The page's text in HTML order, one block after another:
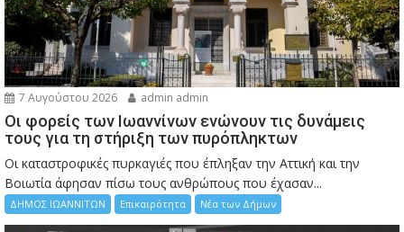
7 Αυγούστου 2026 admin admin
Οι φορείς των Ιωαννίνων ενώνουν τις δυνάμεις
τους για τη στήριξη των πυρόπληκτων
Οι καταστροφικές πυρκαγιές που έπληξαν την Αττική και την
Bοιωτία άφησαν πίσω τους ανθρώπους που έχασαν...
ΔΗΜΟΣ ΙΩΑΝΝΙΤΩΝ Επικαιρότητα Νέα των Δήμων